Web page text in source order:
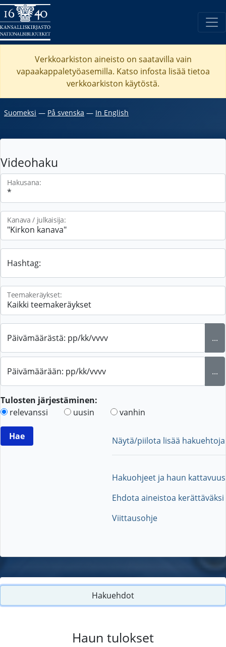
Verkkoarkiston aineisto on saatavilla vain
vapaakappaletyöasemilla. Katso infosta lisää tietoa
verkkoarkiston käytöstä.
Suomeksi ― På svenska ― In English
Videohaku
Hakusana:
Kanava / julkaisija:
Hashtag:
Teemakeräykset:
Päivämäärästä: pp/kk/vvvv ...
Päivämäärään: pp/kk/vvvv ...
Tulosten järjestäminen:
relevanssi
uusin vanhin
Näytä/piilota lisää hakuehtoja
Hakuohjeet ja haun kattavuus
Ehdota aineistoa kerättäväksi
Viittausohje
Hakuehdot
Haun tulokset